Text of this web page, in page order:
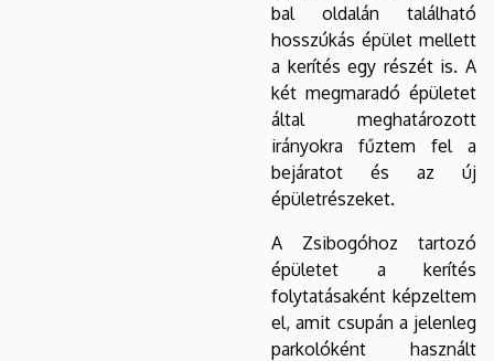
bal oldalán található
hosszúkás épület mellett
a kerítés egy részét is. A
két megmaradó épületet
által meghatározott
irányokra fűztem fel a
bejáratot és az új
épületrészeket.
A Zsibogóhoz tartozó
épületet a kerítés
folytatásaként képzeltem
el, amit csupán a jelenleg
parkolóként használt